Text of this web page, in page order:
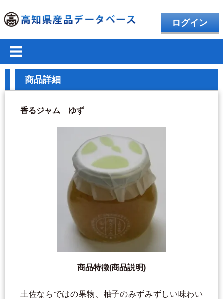
ログイン
商品詳細
香るジャム ゆず
商品特徴(商品説明)
土佐ならではの果物、柚子のみずみずしい味わい